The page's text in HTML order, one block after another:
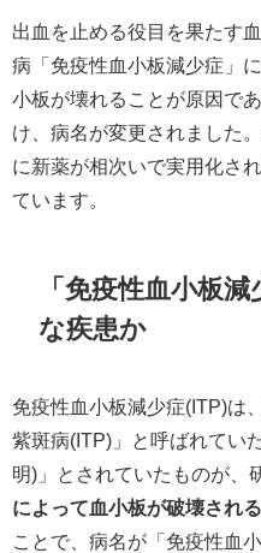
出血を止める役目を果たす
病「免疫性血小板減少症」
小板が壊れることが原因で
け、病名が変更されました
に新薬が相次いで実用化さ
ています。​
「免疫性血小板
な疾患か
免疫性血小板減少症(ITP)は
紫斑病(ITP)」と呼ばれてい
明)」とされていたものが、
によって血小板が破壊される
ことで、病名が「免疫性血